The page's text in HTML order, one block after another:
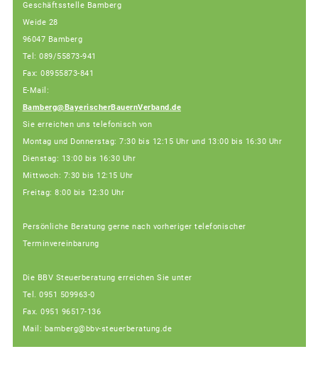
Geschäftsstelle Bamberg
Weide 28
96047 Bamberg
Tel: 089/55873-941
Fax: 08955873-841
E-Mail:
Bamberg@BayerischerBauernVerband.de
Sie erreichen uns telefonisch von
Montag und Donnerstag: 7:30 bis 12:15 Uhr und 13:00 bis 16:30 Uhr
Dienstag: 13:00 bis 16:30 Uhr
Mittwoch: 7:30 bis 12:15 Uhr
Freitag: 8:00 bis 12:30 Uhr
Persönliche Beratung gerne nach vorheriger telefonischer
Terminvereinbarung
Die BBV Steuerberatung erreichen Sie unter
Tel. 0951 509963-0
Fax. 0951 96517-136
Mail: bamberg@bbv-steuerberatung.de